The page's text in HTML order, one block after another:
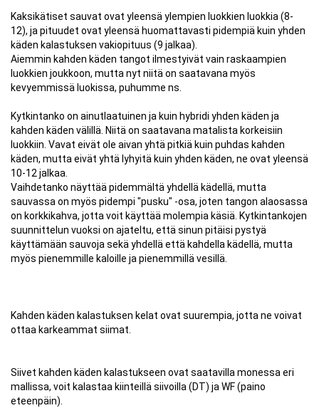
Kaksikätiset sauvat ovat yleensä ylempien luokkien luokkia (8-
12), ja pituudet ovat yleensä huomattavasti pidempiä kuin yhden
käden kalastuksen vakiopituus (9 jalkaa).
Aiemmin kahden käden tangot ilmestyivät vain raskaampien
luokkien joukkoon, mutta nyt niitä on saatavana myös
kevyemmissä luokissa, puhumme ns.
Kytkintanko on ainutlaatuinen ja kuin hybridi yhden käden ja
kahden käden välillä. Niitä on saatavana matalista korkeisiin
luokkiin. Vavat eivät ole aivan yhtä pitkiä kuin puhdas kahden
käden, mutta eivät yhtä lyhyitä kuin yhden käden, ne ovat yleensä
10-12 jalkaa.
Vaihdetanko näyttää pidemmältä yhdellä kädellä, mutta
sauvassa on myös pidempi "pusku" -osa, joten tangon alaosassa
on korkkikahva, jotta voit käyttää molempia käsiä. Kytkintankojen
suunnittelun vuoksi on ajateltu, että sinun pitäisi pystyä
käyttämään sauvoja sekä yhdellä että kahdella kädellä, mutta
myös pienemmille kaloille ja pienemmillä vesillä.
Kahden käden kalastuksen kelat ovat suurempia, jotta ne voivat
ottaa karkeammat siimat.
Siivet kahden käden kalastukseen ovat saatavilla monessa eri
mallissa, voit kalastaa kiinteillä siivoilla (DT) ja WF (paino
eteenpäin).